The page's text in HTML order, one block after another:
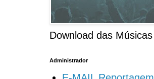
Download das Músicas
Administrador